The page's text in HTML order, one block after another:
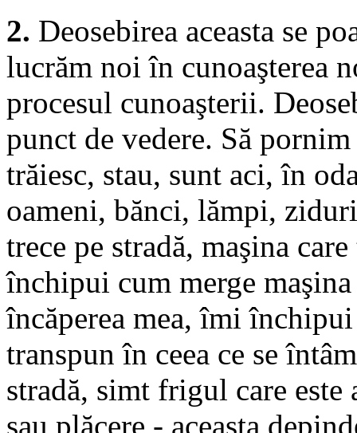
2. Deosebirea aceasta se
lucrăm noi în cunoaşterea
procesul cunoaşterii.
punct de vedere. Să
trăiesc, stau, sunt aci, în
oameni, bănci, lămpi,
trece pe stradă, maşina
închipui cum merge
încăperea mea, îmi
transpun în ceea ce se
stradă, simt frigul care este
sau plăcere - aceasta